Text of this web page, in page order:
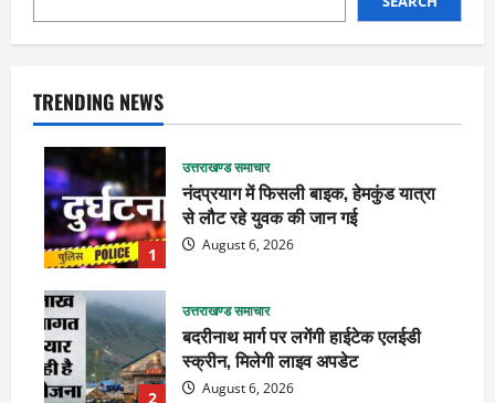
TRENDING NEWS
1
उत्तराखण्ड समाचार
नंदप्रयाग में फिसली बाइक, हेमकुंड यात्रा
से लौट रहे युवक की जान गई
August 6, 2026
2
उत्तराखण्ड समाचार
बदरीनाथ मार्ग पर लगेंगी हाईटेक एलईडी
स्क्रीन, मिलेगी लाइव अपडेट
August 6, 2026